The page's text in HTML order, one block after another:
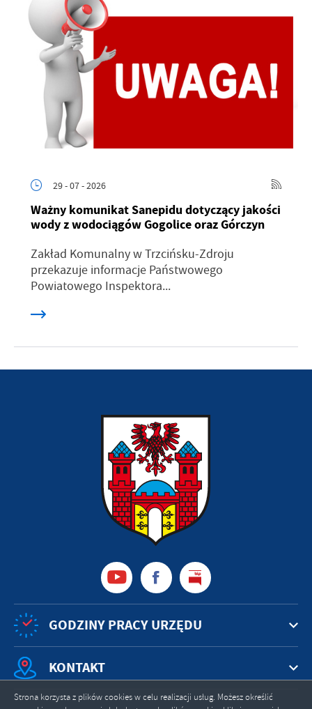
29 - 07 - 2026
Ważny komunikat Sanepidu dotyczący jakości
wody z wodociągów Gogolice oraz Górczyn
Zakład Komunalny w Trzcińsku-Zdroju
przekazuje informacje Państwowego
Powiatowego Inspektora...
GODZINY PRACY URZĘDU
KONTAKT
Strona korzysta z plików cookies w celu realizacji usług. Możesz określić